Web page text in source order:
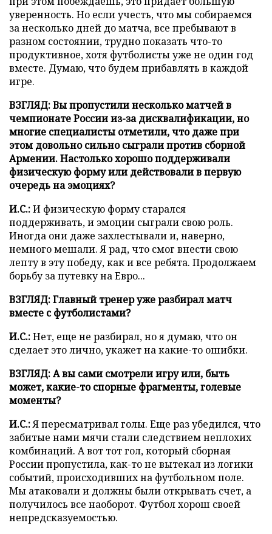
уверенность. Но если учесть, что мы собираемся
за несколько дней до матча, все пребывают в
разном состоянии, трудно показать что-то
продуктивное, хотя футболисты уже не один год
вместе. Думаю, что будем прибавлять в каждой
игре.
ВЗГЛЯД: Вы пропустили несколько матчей в
чемпионате России из-за дисквалификации, но
многие специалисты отметили, что даже при
этом довольно сильно сыграли против сборной
Армении. Настолько хорошо поддерживали
физическую форму или действовали в первую
очередь на эмоциях?
И.С.:И физическую форму старался
поддерживать, и эмоции сыграли свою роль.
Иногда они даже захлестывали и, наверно,
немного мешали. Я рад, что смог внести свою
лепту в эту победу, как и все ребята. Продолжаем
борьбу за путевку на Евро...
ВЗГЛЯД: Главный тренер уже разбирал матч
вместе с футболистами?
И.С.:Нет, еще не разбирал, но я думаю, что он
сделает это лично, укажет на какие-то ошибки.
ВЗГЛЯД: А вы сами смотрели игру или, быть
может, какие-то спорные фрагменты, голевые
моменты?
И.С.:Я пересматривал голы. Еще раз убедился, что
забитые нами мячи стали следствием неплохих
комбинаций. А вот тот гол, который сборная
России пропустила, как-то не вытекал из логики
событий, происходивших на футбольном поле.
Мы атаковали и должны были открывать счет, а
получилось все наоборот. Футбол хорош своей
непредсказуемостью.